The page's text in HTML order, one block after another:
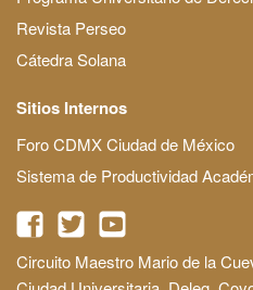
Revista Perseo
Cátedra Solana
Sitios Internos
Foro CDMX Ciudad de México
Sistema de Productividad
Circuito Maestro Mario de la